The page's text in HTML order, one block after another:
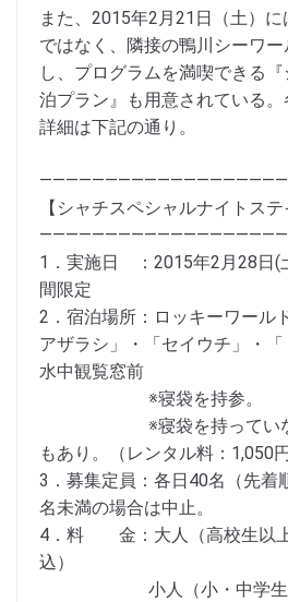
また、2015年2月21日（土）
ではなく、隣接の鴨川シーワ
し、プログラムを満喫できる
泊プラン』も用意されている
詳細は下記の通り。
【シャチスペシャルナイトステ
1．実施日 ：2015年2月28日(
間限定
2．宿泊場所：ロッキーワール
アザラシ」・「セイウチ」・「
水中観覧窓前
※寝袋を持参。
※寝袋を持っていない
もあり。（レンタル料：1,050円
3．募集定員：各日40名（先着
名未満の場合は中止。
4．料 金：大人（高校生以
込）
小人（小・中学生）